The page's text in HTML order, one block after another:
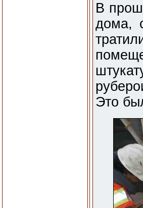
В
дома,
Это